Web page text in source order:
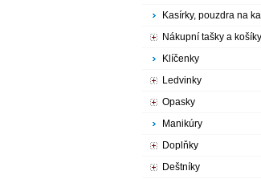
Kasírky, pouzdra na
Nákupní tašky a košíky
Klíčenky
Ledvinky
Opasky
Manikúry
Doplňky
Deštníky